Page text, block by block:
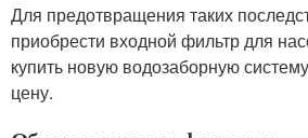
Для предотвращения таких
приобрести входной фильтр для
купить новую водозаборную
цену.